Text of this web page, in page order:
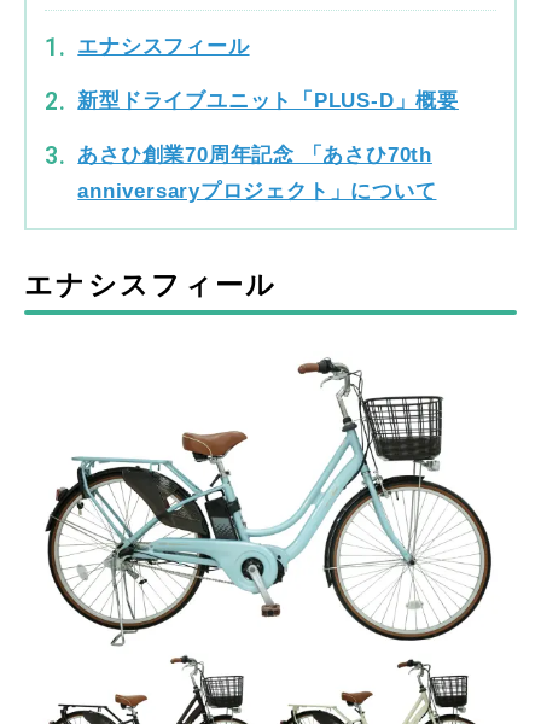
エナシスフィール
新型ドライブユニット「PLUS-D」概要
あさひ創業70周年記念 「あさひ70th
anniversaryプロジェクト」について
エナシスフィール